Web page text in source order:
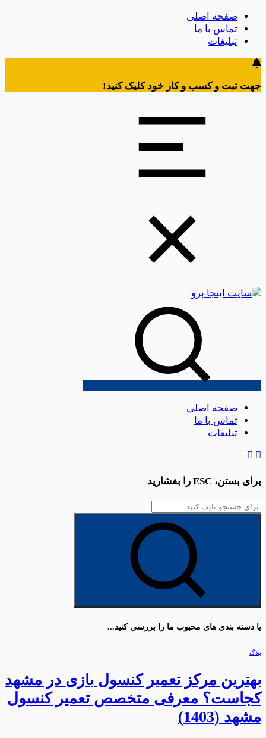
صفحه اصلی
تماس با ما
تبلیغات
جهت ثبت و کسب و کار خود کلیک کنید!
صفحه اصلی
تماس با ما
تبلیغات
برای بستن، ESC را بفشارید
یا دسته بندی های محبوب ما را بررسی کنید...
بلاگ
بهترین مرکز تعمیر کنسول بازی در مشهد
کجاست؟ معرفی متخصص تعمیر کنسول
مشهد (1403)